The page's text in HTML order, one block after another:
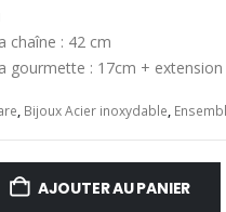
chaîne : 42 cm
gourmette : 17cm +
, Bijoux Acier inoxydable,
AJOUTER AU PANIER